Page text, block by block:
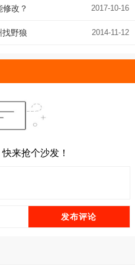
2017-10-16
改？
2014-11-12
野狼
来抢个沙发！
发布评论